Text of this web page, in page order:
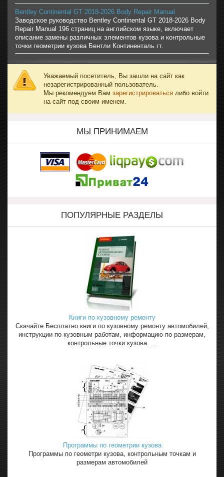
Bentley Continental GT 2018-2026 Body Repair Manual
Заводское руководство Bentley Continental GT 2018-2026 Body
Repair Manual 196 страниц на английском языке, включает
описание замены различных элементов кузова и контрольные
точки геометрии кузова Бентли Континенталь гт.
Уважаемый посетитель, Вы зашли на сайт как
незарегистрированный пользователь.
Мы рекомендуем Вам зарегистрироваться либо войти
на сайт под своим именем.
МЫ ПРИНИМАЕМ
ПОПУЛЯРНЫЕ РАЗДЕЛЫ
Книги по кузовному ремонту
Скачайте Бесплатно книги по кузовному ремонту автомобилей,
инструкции по кузовным работам, информацию по размерам,
контрольные точки кузова. ...
Программы по геометрии кузова
Программы по геометри кузова, контрольным точкам и
размерам автомобилей